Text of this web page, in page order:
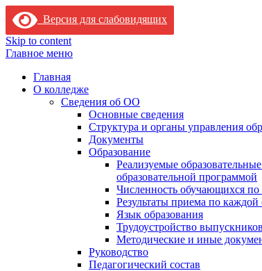
Версия для слабовидящих
Skip to content
Главное меню
Главная
О колледже
Сведения об ОО
Основные сведения
Структура и органы управления
Документы
Образование
Реализуемые
образовательной программой
Численность обучающихся
Результаты приема по
Язык образования
Трудоустройство
Методические и иные
Руководство
Педагогический состав